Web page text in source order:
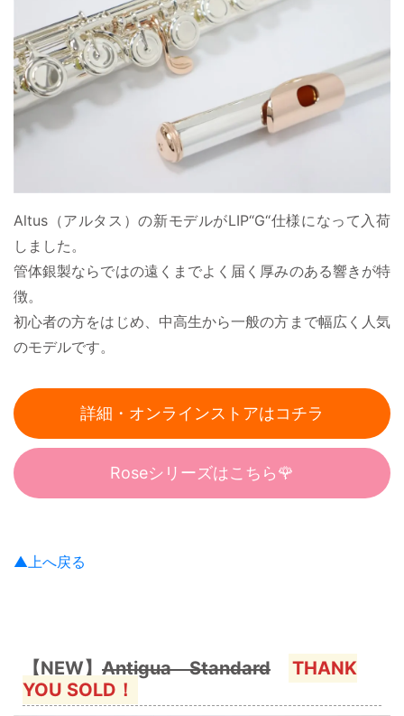
Altus（アルタス）の新モデルがLIP“G‘‘仕様になって入荷
しました。
管体銀製ならではの遠くまでよく届く厚みのある響きが特
徴。
初心者の方をはじめ、中高生から一般の方まで幅広く人気
のモデルです。
詳細・オンラインストアはコチラ
Roseシリーズはこちら🌹
▲上へ戻る
【NEW】 Antigua Standard
THANK
YOU SOLD！